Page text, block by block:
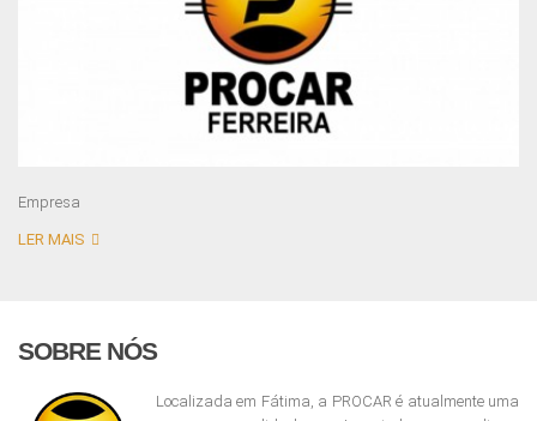
Empresa
LER MAIS
SOBRE NÓS
Localizada em Fátima, a PROCAR é atualmente uma